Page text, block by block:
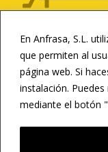
En Anfrasa, S.L.
que permiten al
página web. Si
instalación.
mediante el botón
LA COMPAÑÍA